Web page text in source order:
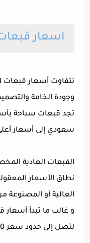
اسعار
تتفاوت أسعار قبعات
وجودة الخامة
سعودي إلى أسعار أعلى
القبعات العادية
نطاق الأسعار
العالية أو المصنوعة
لتصل إلى حدود سعر 400 ريال سعودي.